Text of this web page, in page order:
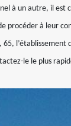
à un autre, il est
procéder à leur
65,
le le plus